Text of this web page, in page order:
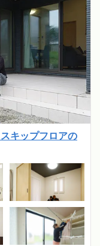
キップフロアの